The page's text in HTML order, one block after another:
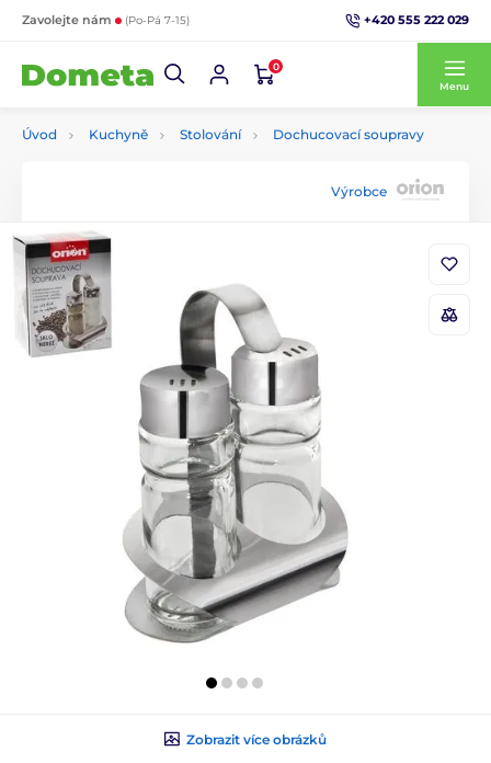
Zavolejte nám (Po-Pá 7-15) +420 555 222 029
0
Menu
Úvod Kuchyně Stolování Dochucovací soupravy
Výrobce
Zobrazit více obrázků